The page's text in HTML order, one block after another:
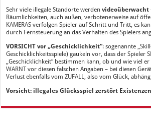
Sehr viele illegale Standorte werdenvideoüberwacht
Räumlichkeiten, auch außen, verbotenerweise auf
KAMERAS verfolgen Spieler auf Schritt und Tritt, es
durch Fernsteuerung an das Verhalten des Spielers
VORSICHT vor „Geschicklichkeit“: sogenannte
Geschicklichkeitsspiele) gaukeln vor, dass der Spieler
„Geschicklichkeit“ bestimmen kann, ob und wie viel er
WARNT vor diesen falschen Angaben – bei diesen
Verlust ebenfalls vom ZUFALL, also vom Glück,
Vorsicht: illegales Glücksspiel zerstört